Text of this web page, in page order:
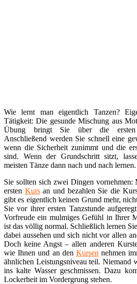
Wie lernt man eigentlich Tanzen?
Tätigkeit: Die gesunde Mischung aus
Übung bringt Sie über die ersten
Anschließend werden Sie schnell eine
wenn die Sicherheit zunimmt und die
sind. Wenn der Grundschritt sitzt,
meisten Tänze dann nach und nach lernen.
Sie sollten sich zwei Dingen vornehmen:
ersten Kursan und bezahlen Sie die
gibt es eigentlich keinen Grund mehr,
Sie vor ihrer ersten Tanzstunde
Vorfreude ein mulmiges Gefühl in Ihrer
ist das völlig normal. Schließlich lernen
dabei aussehen und sich nicht vor allen
Doch keine Angst – allen anderen
wie Ihnen und an den Kursen nehmen
ähnlichen Leistungsniveau teil. Niemand
ins kalte Wasser geschmissen. Dazu
Lockerheit im Vordergrung stehen.